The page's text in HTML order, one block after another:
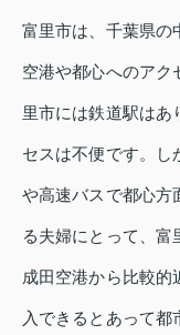
富里市は、千葉県の
空港や都心へのアク
里市には鉄道駅はあ
セスは不便です。し
や高速バスで都心方
る夫婦にとって、富
成田空港から比較
入できるとあって